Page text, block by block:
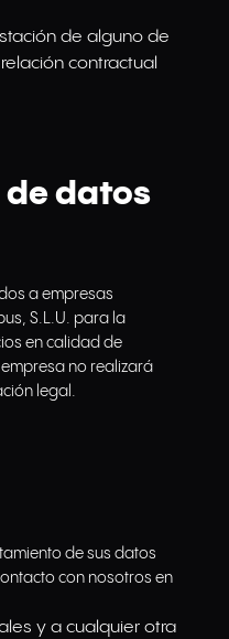
de alguno de
contractual
de datos
a empresas
S.L.U. para la
en calidad de
no realizará
legal.
de sus datos
con nosotros en
y a cualquier otra